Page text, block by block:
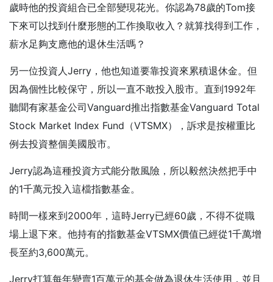
歲時他的投資組合已全部變現花光。你認為78歲的Tom接
下來可以找到什麼形態的工作換取收入？就算找得到工作，
薪水足夠支應他的退休生活嗎？
另一位投資人Jerry，他也知道要靠投資來累積退休金。但
因為個性比較保守，所以一直不敢投入股市。直到1992年
聽聞有家基金公司Vanguard推出指數基金Vanguard Total
Stock Market Index Fund（VTSMX），訴求是按權重比
例去投資整個美國股市。
Jerry認為這種投資方式能分散風險，所以毅然決然把手中
的1千萬元投入這檔指數基金。
時間一樣來到2000年，這時Jerry已經60歲，不得不從職
場上退下來。他持有的指數基金VTSMX價值已經從1千萬增
長至約3,600萬元。
Jerry打算每年變賣1百萬元的基金做為退休生活使用，並且